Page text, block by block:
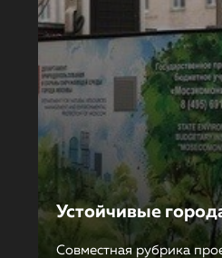
Устойчивые
Совместная рубрика